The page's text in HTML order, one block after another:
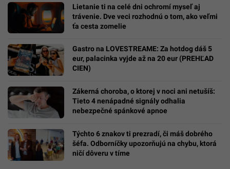
Lietanie ti na celé dni ochromí myseľ aj
trávenie. Dve veci rozhodnú o tom, ako veľmi
ťa cesta zomelie
Gastro na LOVESTREAME: Za hotdog dáš 5
eur, palacinka vyjde až na 20 eur (PREHĽAD
CIEN)
Zákerná choroba, o ktorej v noci ani netušíš:
Tieto 4 nenápadné signály odhalia
nebezpečné spánkové apnoe
Týchto 6 znakov ti prezradí, či máš dobrého
šéfa. Odborníčky upozorňujú na chybu, ktorá
ničí dôveru v tíme